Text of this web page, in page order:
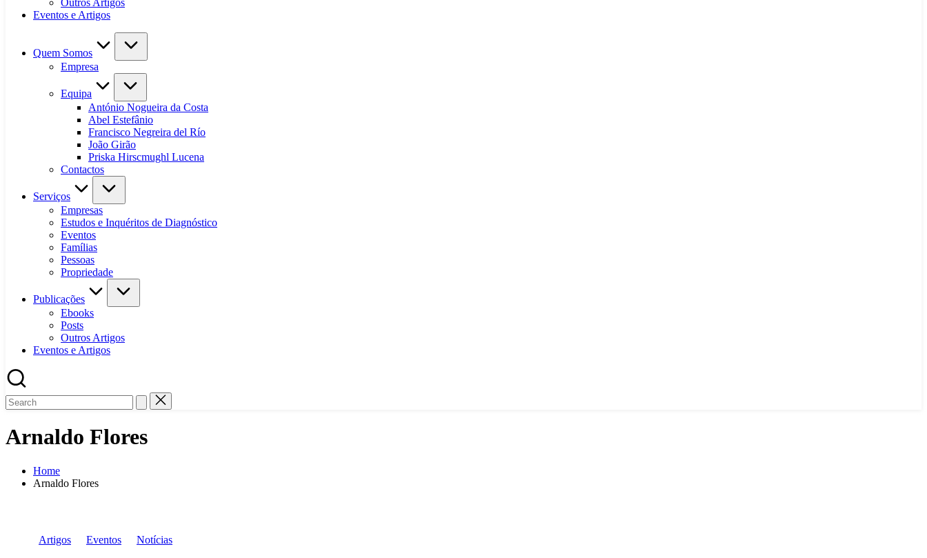
Outros Artigos
Eventos e Artigos
Quem Somos
Empresa
Equipa
António Nogueira da Costa
Abel Estefânio
Francisco Negreira del Río
João Girão
Priska Hirscmughl Lucena
Contactos
Serviços
Empresas
Estudos e Inquéritos de Diagnóstico
Eventos
Famílias
Pessoas
Propriedade
Publicações
Ebooks
Posts
Outros Artigos
Eventos e Artigos
Arnaldo Flores
Home
Arnaldo Flores
Posted
Artigos Eventos Notícias